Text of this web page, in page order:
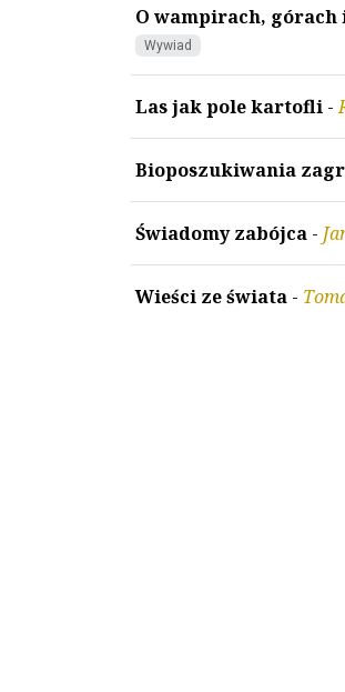
O wampirach, górach
Wywiad
Las jak pole kartofli -
Bioposzukiwania
Świadomy zabójca -
Wieści ze świata -